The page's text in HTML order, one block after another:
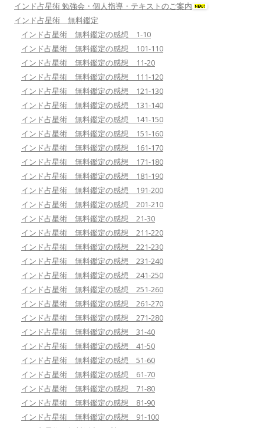
インド占星術 勉強会・個人指導・テキストのご案内
インド占星術 無料鑑定
インド占星術 無料鑑定の感想 1-10
インド占星術 無料鑑定の感想 101-110
インド占星術 無料鑑定の感想 11-20
インド占星術 無料鑑定の感想 111-120
インド占星術 無料鑑定の感想 121-130
インド占星術 無料鑑定の感想 131-140
インド占星術 無料鑑定の感想 141-150
インド占星術 無料鑑定の感想 151-160
インド占星術 無料鑑定の感想 161-170
インド占星術 無料鑑定の感想 171-180
インド占星術 無料鑑定の感想 181-190
インド占星術 無料鑑定の感想 191-200
インド占星術 無料鑑定の感想 201-210
インド占星術 無料鑑定の感想 21-30
インド占星術 無料鑑定の感想 211-220
インド占星術 無料鑑定の感想 221-230
インド占星術 無料鑑定の感想 231-240
インド占星術 無料鑑定の感想 241-250
インド占星術 無料鑑定の感想 251-260
インド占星術 無料鑑定の感想 261-270
インド占星術 無料鑑定の感想 271-280
インド占星術 無料鑑定の感想 31-40
インド占星術 無料鑑定の感想 41-50
インド占星術 無料鑑定の感想 51-60
インド占星術 無料鑑定の感想 61-70
インド占星術 無料鑑定の感想 71-80
インド占星術 無料鑑定の感想 81-90
インド占星術 無料鑑定の感想 91-100